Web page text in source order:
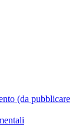
(da pubblicare